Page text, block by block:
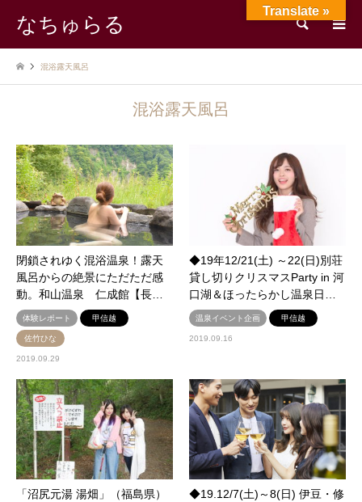
なちゅらる 検索
混浴露天風呂
混浴露天風呂
閉鎖されゆく混浴温泉！露天
風呂からの絶景にただただ感
動。和山温泉 仁成館【長…
体験レポート 甲信越
佐竹ひな
2019.09.29
◆19年12/21(土) ～22(日)別荘
貸し切りクリスマスParty in 河
口湖＆ほったらかし温泉日…
温泉イベント企画 甲信越
2019.09.16
「沼尻元湯 湯畑」（福島県）
◆19.12/7(土)～8(日) 伊豆・修
Translate »